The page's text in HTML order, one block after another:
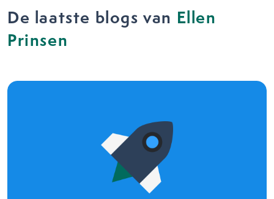
De laatste blogs van Ellen
Prinsen